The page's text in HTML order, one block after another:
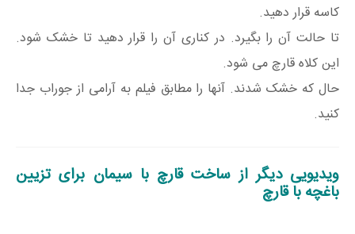
کاسه قرار دهید.
تا حالت آن را بگیرد. در کناری آن را قرار دهید تا خشک شود.
این کلاه قارچ می شود.
حال که خشک شدند. آنها را مطابق فیلم به آرامی از جوراب جدا
کنید.
ویدیویی دیگر از ساخت قارچ با سیمان برای تزیین
باغچه با قارچ